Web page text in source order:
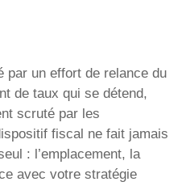
par un effort de relance du
de taux qui se détend,
scruté par les
fiscal ne fait jamais
: l’emplacement, la
avec votre stratégie